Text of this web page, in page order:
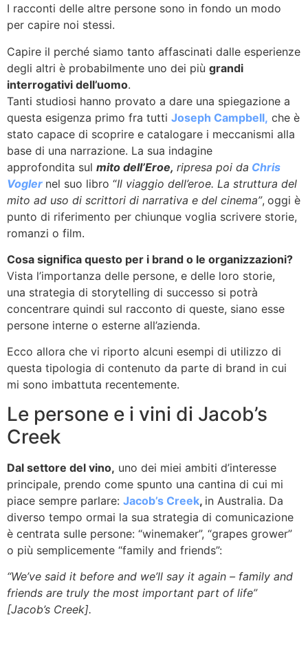
I racconti delle altre persone sono in fondo un modo
per capire noi stessi.
Capire il perché siamo tanto affascinati dalle esperienze
degli altri è probabilmente uno dei più grandi
interrogativi dell’uomo.
Tanti studiosi hanno provato a dare una spiegazione a
questa esigenza primo fra tutti Joseph Campbell, che è
stato capace di scoprire e catalogare i meccanismi alla
base di una narrazione. La sua indagine
approfondita sul mito dell’Eroe, ripresa poi da Chris
Vogler nel suo libro “Il viaggio dell’eroe. La struttura del
mito ad uso di scrittori di narrativa e del cinema”, oggi è
punto di riferimento per chiunque voglia scrivere storie,
romanzi o film.
Cosa significa questo per i brand o le organizzazioni?
Vista l’importanza delle persone, e delle loro storie,
una strategia di storytelling di successo si potrà
concentrare quindi sul racconto di queste, siano esse
persone interne o esterne all’azienda.
Ecco allora che vi riporto alcuni esempi di utilizzo di
questa tipologia di contenuto da parte di brand in cui
mi sono imbattuta recentemente.
Le persone e i vini di Jacob’s
Creek
Dal settore del vino, uno dei miei ambiti d’interesse
principale, prendo come spunto una cantina di cui mi
piace sempre parlare: Jacob’s Creek, in Australia. Da
diverso tempo ormai la sua strategia di comunicazione
è centrata sulle persone: “winemaker”, “grapes grower”
o più semplicemente “family and friends”:
“We’ve said it before and we’ll say it again – family and
friends are truly the most important part of life”
[Jacob’s Creek].